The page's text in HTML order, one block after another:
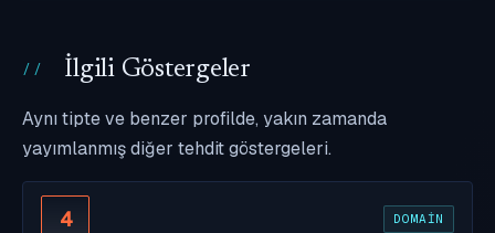
İlgili Göstergeler
Aynı tipte ve benzer profilde, yakın zamanda
yayımlanmış diğer tehdit göstergeleri.
4 DOMAIN